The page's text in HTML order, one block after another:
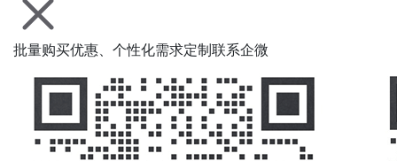
批量购买优惠、个性化需求定制联系企微